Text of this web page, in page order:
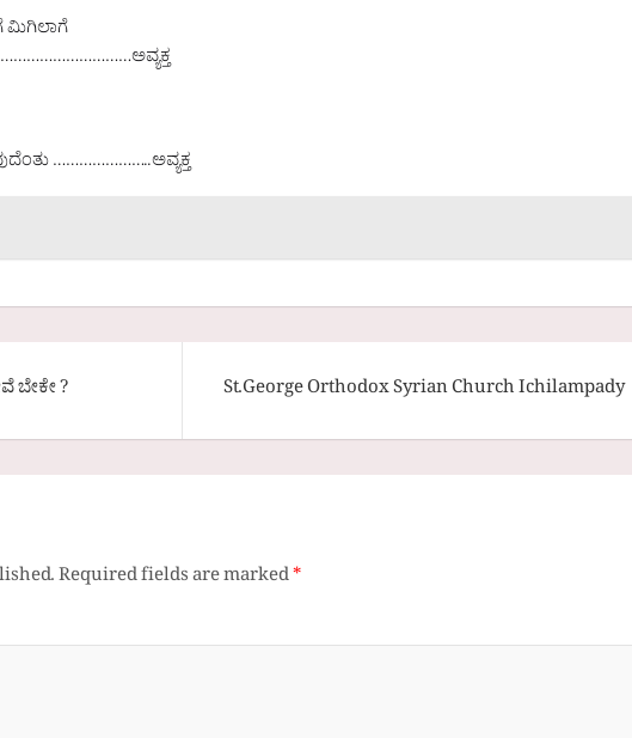
ಮಿಗಿಲಾಗೆ
…………………..ಅವ್ಯಕ್ತ
ಬೇಕೇ ? St.George Orthodox Syrian Church Ichilampady
Required fields are marked*